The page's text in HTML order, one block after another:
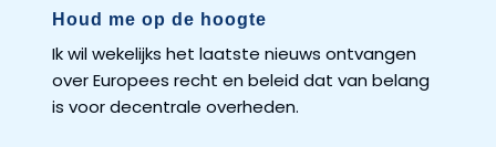
Houd me op de hoogte
Ik wil wekelijks het laatste nieuws ontvangen
over Europees recht en beleid dat van belang
is voor decentrale overheden.